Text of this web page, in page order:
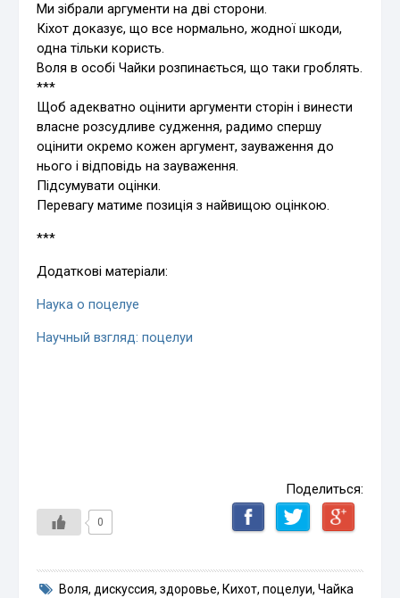
Ми зібрали аргументи на дві сторони.
Кіхот доказує, що все нормально, жодної шкоди,
одна тільки користь.
Воля в особі Чайки розпинається, що таки гроблять.
***
Щоб адекватно оцінити аргументи сторін і винести
власне розсудливе судження, радимо спершу
оцінити окремо кожен аргумент, зауваження до
нього і відповідь на зауваження.
Підсумувати оцінки.
Перевагу матиме позиція з найвищою оцінкою.
***
Додаткові матеріали:
Наука о поцелуе
Научный взгляд: поцелуи
Поделиться:
0
Воля, дискуссия, здоровье, Кихот, поцелуи, Чайка